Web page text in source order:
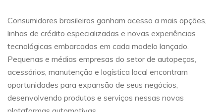
Consumidores brasileiros ganham acesso a mais opções,
linhas de crédito especializadas e novas experiências
tecnológicas embarcadas em cada modelo lançado.
Pequenas e médias empresas do setor de autopeças,
acessórios, manutenção e logística local encontram
oportunidades para expansão de seus negócios,
desenvolvendo produtos e serviços nessas novas